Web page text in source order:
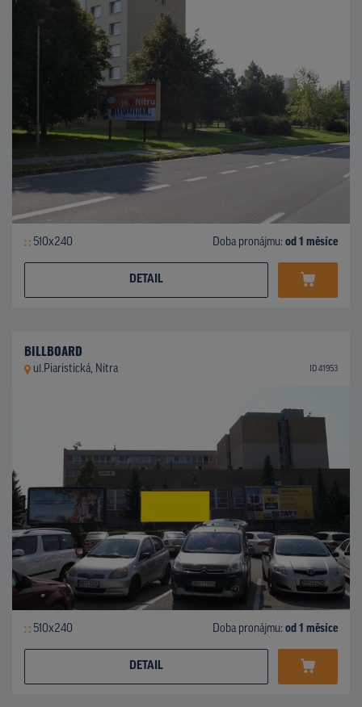
510x240 Doba pronájmu: od 1 měsíce
DETAIL
BILLBOARD
ul.Piaristická, Nitra ID 41953
510x240 Doba pronájmu: od 1 měsíce
DETAIL